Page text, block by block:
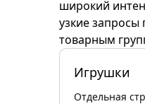
широкий
узкие
товарным
Игрушки
Отдельная